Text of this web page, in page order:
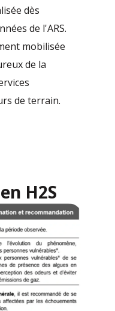
dès
de l'ARS.
mobilisée
de la
de terrain.
H2S